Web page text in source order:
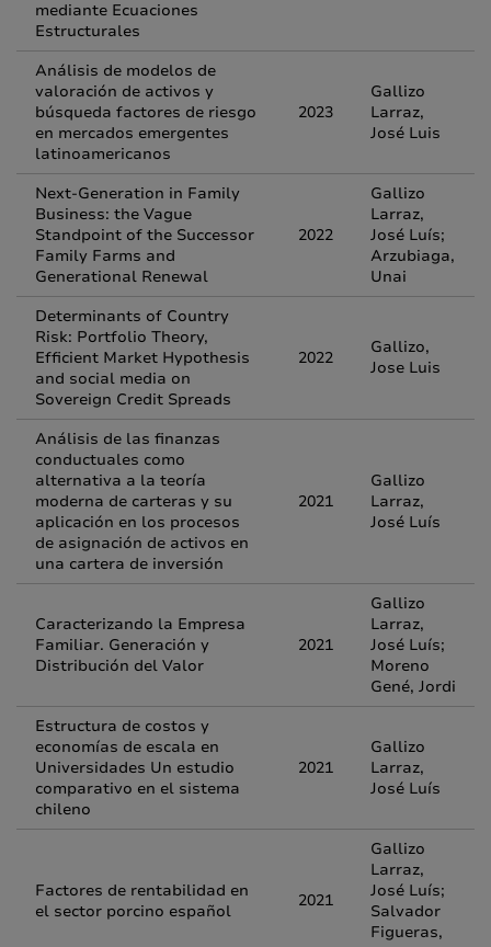
mediante Ecuaciones
Estructurales
Análisis de modelos de
valoración de activos y
búsqueda factores de riesgo
en mercados emergentes
latinoamericanos
2023
Gallizo
Larraz,
José Luis
Next-Generation in Family
Business: the Vague
Standpoint of the Successor
Family Farms and
Generational Renewal
2022
Gallizo
Larraz,
José Luís;
Arzubiaga,
Unai
Determinants of Country
Risk: Portfolio Theory,
Efficient Market Hypothesis
and social media on
Sovereign Credit Spreads
2022
Gallizo,
Jose Luis
Análisis de las finanzas
conductuales como
alternativa a la teoría
moderna de carteras y su
aplicación en los procesos
de asignación de activos en
una cartera de inversión
2021
Gallizo
Larraz,
José Luís
Caracterizando la Empresa
Familiar. Generación y
Distribución del Valor
2021
Gallizo
Larraz,
José Luís;
Moreno
Gené, Jordi
Estructura de costos y
economías de escala en
Universidades Un estudio
comparativo en el sistema
chileno
2021
Gallizo
Larraz,
José Luís
Factores de rentabilidad en
el sector porcino español
2021
Gallizo
Larraz,
José Luís;
Salvador
Figueras,